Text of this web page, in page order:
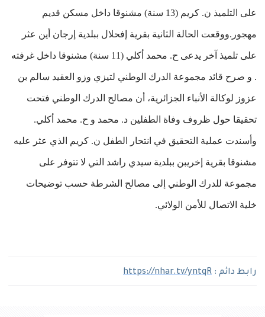
على التلميذ ن. كريم (13 سنة) مشنوقا داخل مسكن قديم
مهجور.ووقعت الحالة الثانية بقرية إفحلال ببلدية إرجان أين عثر
على تلميذ آخر يدعى ح. محمد أكلي (11 سنة) مشنوقا داخل غرفته
. و صرح قائد مجموعة الدرك الوطني لتيزي وزو العقيد سالم بن
عزوز لوكالة الأنباء الجزائرية، أن مصالح الدرك الوطني فتحت
تحقيقا حول ظروف وفاة الطفلين د. محمد و ح. محمد أكلي.
وأسندت عملية التحقيق في انتحار الطفل ن. كريم الذي عثر عليه
مشنوقا بقرية إخريبن ببلدية سيدي راشد التي لا تتوفر على
مجموعة للدرك الوطني إلى مصالح الشرطة حسب توضيحات
خلية الاتصال للأمن الولائي.
رابط دائم : https://nhar.tv/yntqR